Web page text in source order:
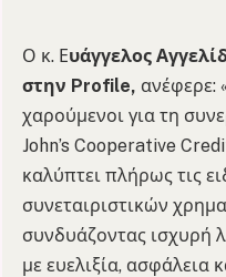
Ο κ. Ευάγγελος
στην Profile, ανέφερε:
χαρούμενοι για τη
John’s Cooperative
καλύπτει πλήρως τις
συνεταιριστικών
συνδυάζοντας ισχυρή
με ευελιξία, ασφάλεια